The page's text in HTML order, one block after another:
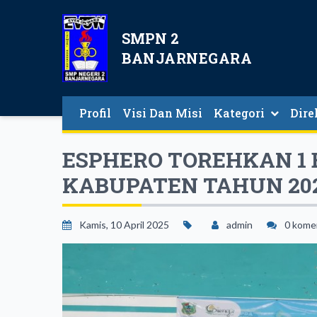
SMPN 2
BANJARNEGARA
Profil Visi Dan Misi Kategori
ESPHERO TOREHKAN
KABUPATEN TAHUN
Kamis, 10 April 2025 admin 0